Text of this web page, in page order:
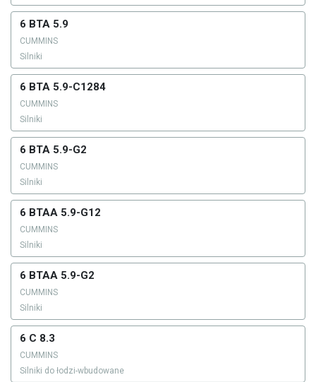
6 BTA 5.9
CUMMINS
Silniki
6 BTA 5.9-C1284
CUMMINS
Silniki
6 BTA 5.9-G2
CUMMINS
Silniki
6 BTAA 5.9-G12
CUMMINS
Silniki
6 BTAA 5.9-G2
CUMMINS
Silniki
6 C 8.3
CUMMINS
Silniki do łodzi-wbudowane